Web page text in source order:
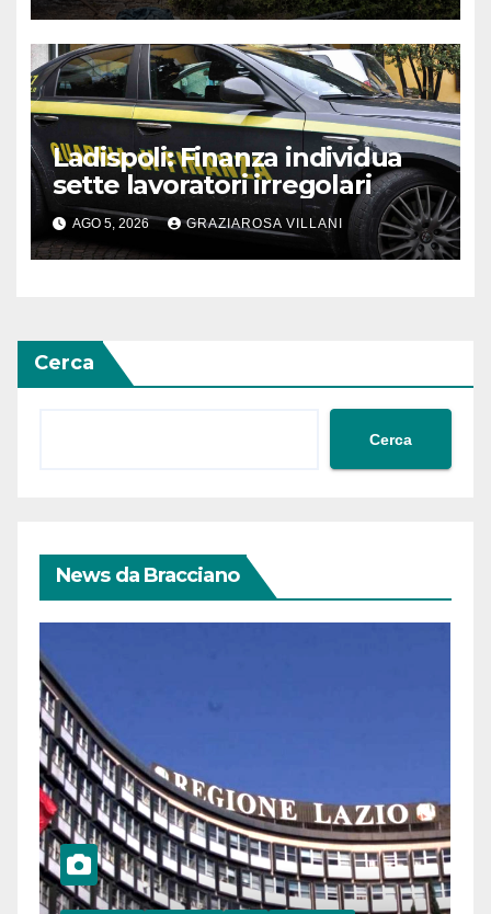
Ladispoli: Finanza individua
sette lavoratori irregolari
AGO 5, 2026 GRAZIAROSA VILLANI
Cerca
Cerca
News da Bracciano